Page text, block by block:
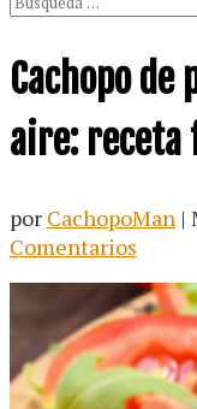
Cachopo
aire: receta
por CachopoMan |
Comentarios